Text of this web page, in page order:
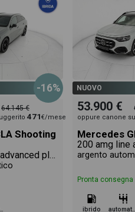
-16%
64.145 €
471€/mese
Shooting
automatico
NUOVO
53.900 €
oppure canone
Mercedes
argento
Pronta consegna
ibrido automatico